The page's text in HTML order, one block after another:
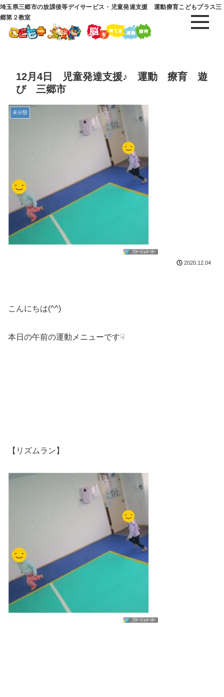
埼玉県三郷市の放課後等デイサービス・児童発達支援 運動療育こどもプラス三
郷第２教室
12月4日 児童発達支援♪ 運動 療育 遊
び 三郷市
未分類
2020.12.04
こんにちは(^^)
本日の午前の運動メニューです☟
【リズムラン】